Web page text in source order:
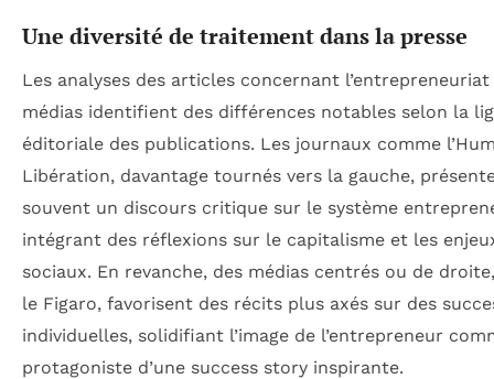
Une diversité de traitement dans la presse
Les analyses des articles concernant l’entrepreneuriat
médias identifient des différences notables selon la
éditoriale des publications. Les journaux comme
Libération, davantage tournés vers la gauche,
souvent un discours critique sur le système
intégrant des réflexions sur le capitalisme et les
sociaux. En revanche, des médias centrés ou de
le Figaro, favorisent des récits plus axés sur des
individuelles, solidifiant l’image de l’entrepreneur
protagoniste d’une success story inspirante.